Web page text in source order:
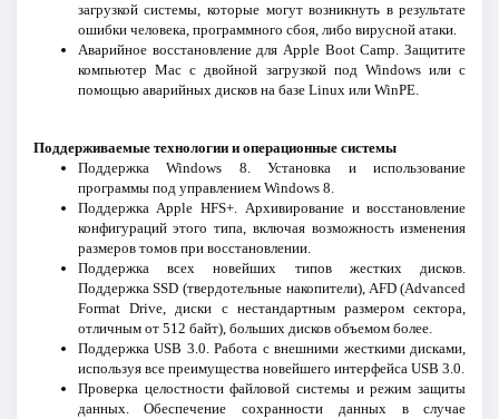
загрузкой системы, которые могут возникнуть в результате
ошибки человека, программного сбоя, либо вирусной атаки.
Аварийное восстановление для Apple Boot Camp. Защитите
компьютер Mac с двойной загрузкой под Windows или с
помощью аварийных дисков на базе Linux или WinPE.
Поддерживаемые технологии и операционные системы
Поддержка Windows 8. Установка и использование
программы под управлением Windows 8.
Поддержка Apple HFS+. Архивирование и восстановление
конфигураций этого типа, включая возможность изменения
размеров томов при восстановлении.
Поддержка всех новейших типов жестких дисков.
Поддержка SSD (твердотельные накопители), AFD (Advanced
Format Drive, диски с нестандартным размером сектора,
отличным от 512 байт), больших дисков объемом более.
Поддержка USB 3.0. Работа с внешними жесткими дисками,
используя все преимущества новейшего интерфейса USB 3.0.
Проверка целостности файловой системы и режим защиты
данных. Обеспечение сохранности данных в случае